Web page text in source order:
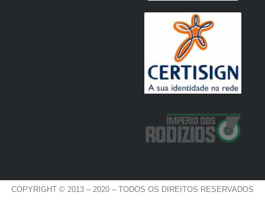
COPYRIGHT © 2013 – 2020 – TODOS OS DIREITOS RESERVADOS